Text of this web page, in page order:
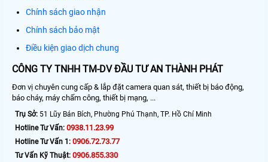
Chính sách giao nhận
Chính sách bảo mật
Điều kiện giao dịch chung
CÔNG TY TNHH TM-DV ĐẦU TƯ AN THÀNH PHÁT
Đơn vị chuyên cung cấp & lắp đặt camera quan sát, thiết bị báo động,
báo cháy, máy chấm công, thiết bị mạng, ...
Trụ Sở: 51 Lũy Bán Bích, Phường Phú Thạnh, TP. Hồ Chí Minh
Hotline Tư Vấn: 0938.11.23.99
Hotline Tư Vấn 1: 0906.72.73.77
Tư Vấn Kỹ Thuật: 0906.855.330